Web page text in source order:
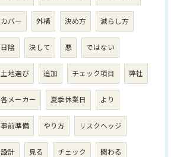
カバー 外構 決め方 減らし方
日陰 決して 悪 ではない
土地選び 追加 チェック項目 弊社
各メーカー 夏季休業日 より
事前準備 やり方 リスクヘッジ
設計 見る チェック 関わる